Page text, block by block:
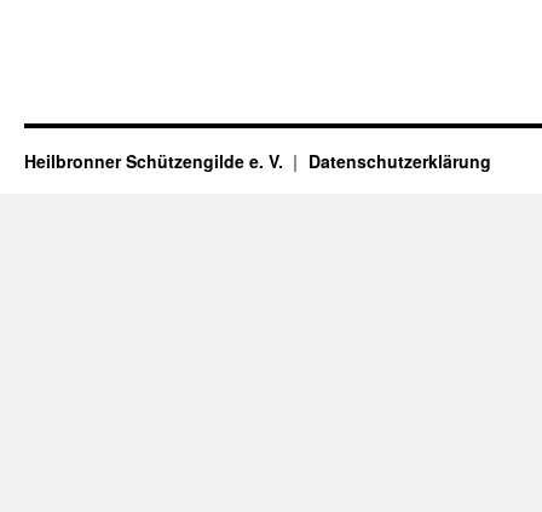
Heilbronner Schützengilde e. V. Datenschutzerklärung